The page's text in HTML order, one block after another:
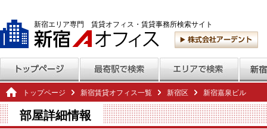
新宿エリア専門 賃貸オフィス・賃貸事務所検索サイト
トップページ 新宿賃貸オフィス一覧 新宿区 新宿嘉泉ビル
部屋詳細情報